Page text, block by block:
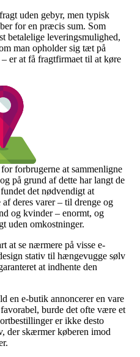
uden gebyr, men typisk
for en præcis sum. Som
betalelige leveringsmulighed,
man opholder sig tæt på
er at få fragtfirmaet til at køre
forbrugerne at sammenligne
på grund af dette har langt de
det nødvendigt at
deres varer – til drenge og
og kvinder – enormt, og
uden omkostninger.
at se nærmere på visse e-
stativ til hængevugge sølv
at indhente den
en e-butik annoncerer en vare
burde det ofte være et
er ikke desto
der skærmer køberen imod